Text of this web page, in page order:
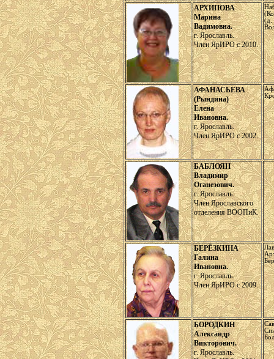
АРХИПОВА
Марина
Вадимовна.
г. Ярославль.
Член ЯрИРО с 2010.
(д.
АФАНАСЬЕВА
(Рындина)
Елена
Ивановна.
г. Ярославль.
Член ЯрИРО с 2002.
БАБЛОЯН
Владимир
Оганезович.
г. Ярославль.
Член Ярославского
отделения ВООПиК.
БЕРЁЗКИНА
Галина
Ивановна.
г. Ярославль.
Член ЯрИРО с 2009.
БОРОДКИН
Александр
Викторович.
г. Ярославль.